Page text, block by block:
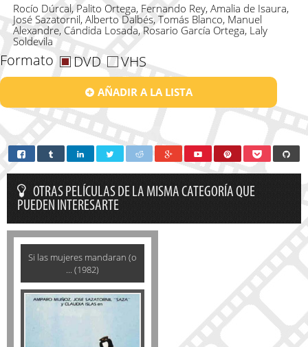
Rocío Dúrcal, Palito Ortega, Fernando Rey, Amalia de Isaura,
José Sazatornil, Alberto Dalbés, Tomás Blanco, Manuel
Alexandre, Cándida Losada, Rosario García Ortega, Laly
Soldevila
Formato DVD VHS
AÑADIR A LA LISTA
OTRAS PELÍCULAS DE LA MISMA CATEGORÍA QUE
PUEDEN INTERESARTE
Si las mujeres mandaran (o
... (1982)